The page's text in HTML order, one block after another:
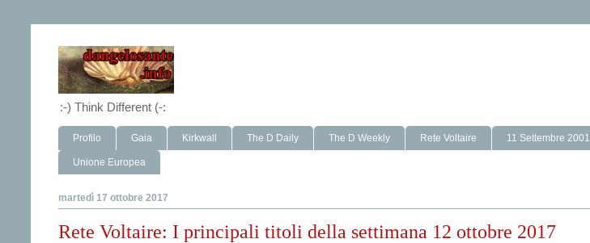
:-) Think Different (-:
Profilo Gaia Kirkwall The D Daily The D Weekly Rete Voltaire 11 Settembre 2001
Unione Europea
martedì 17 ottobre 2017
Rete Voltaire: I principali titoli della settimana 12 ottobre 2017